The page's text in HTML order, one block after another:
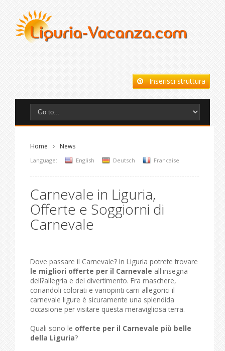
Inserisci struttura
Home News
Language: English Deutsch Francaise
Carnevale in Liguria,
Offerte e Soggiorni di
Carnevale
Dove passare il Carnevale? In Liguria potrete trovare
le migliori offerte per il Carnevale all'insegna
dell?allegria e del divertimento. Fra maschere,
coriandoli colorati e variopinti carri allegorici il
carnevale ligure è sicuramente una splendida
occasione per visitare questa meravigliosa terra.
Quali sono le offerte per il Carnevale più belle
della Liguria?